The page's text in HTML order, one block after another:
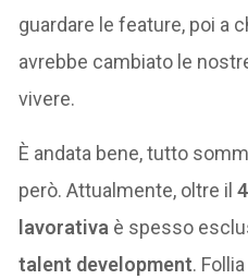
guardare le feature, poi a
avrebbe cambiato le
vivere.
È andata bene, tutto
però. Attualmente, oltre il
lavorativa è spesso
talent development.